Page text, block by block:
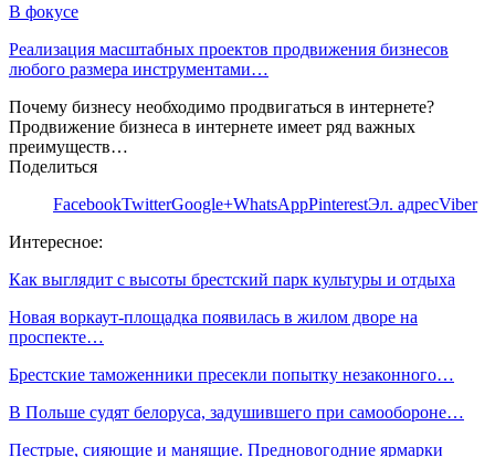
В фокусе
Реализация масштабных проектов продвижения бизнесов
любого размера инструментами…
Почему бизнесу необходимо продвигаться в интернете?
Продвижение бизнеса в интернете имеет ряд важных
преимуществ…
Поделиться
FacebookTwitterGoogle+WhatsAppPinterestЭл. адресViber
Интересное:
Как выглядит с высоты брестский парк культуры и отдыха
Новая воркаут-площадка появилась в жилом дворе на
проспекте…
Брестские таможенники пресекли попытку незаконного…
В Польше судят белоруса, задушившего при самообороне…
Пестрые, сияющие и манящие. Предновогодние ярмарки